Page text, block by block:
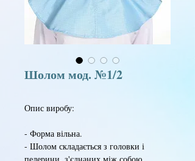
Шолом мод. №1/2
Опис виробу:
- Форма вільна.
- Шолом складається з головки і